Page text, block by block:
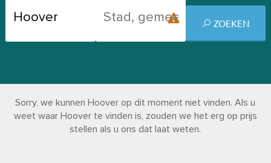
ZOEKEN
Sorry, we kunnen Hoover op dit moment niet vinden. Als u
weet waar Hoover te vinden is, zouden we het erg op prijs
stellen als u ons dat laat weten.